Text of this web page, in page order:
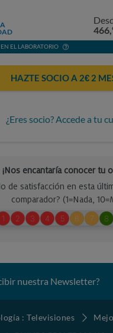
466,
EL LABORATORIO
HAZTE SOCIO A 2€ 2
¿Eres socio? Accede a tu
nuestra Newsletter?
: Televisiones